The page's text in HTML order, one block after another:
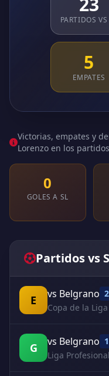
PARTIDOS VS
5
EMPATES
Victorias, empates y
Lorenzo en los
0
GOLES A SL
Partidos vs
E vs Belgrano
Copa de la
G vs Belgrano
Liga